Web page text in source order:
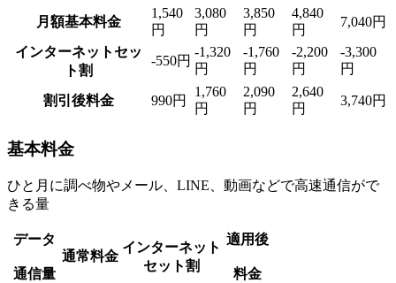
月額基本料金
1,540
円
3,080
円
3,850
円
4,840
円
7,040円
インターネットセッ
ト割
-550円
-1,320
円
-1,760
円
-2,200
円
-3,300
円
割引後料金 990円
1,760
円
2,090
円
2,640
円
3,740円
基本料金
ひと月に調べ物やメール、LINE、動画などで高速通信がで
きる量
データ
通信量
通常料金
インターネット
セット割
適用後
料金